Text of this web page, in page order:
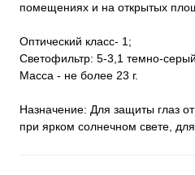
помещениях и на открытых
Оптический класс- 1;
Светофильтр: 5-3,1 темно-серый
Масса - не более 23 г.
Назначение: Для защиты глаз
при ярком солнечном свете,